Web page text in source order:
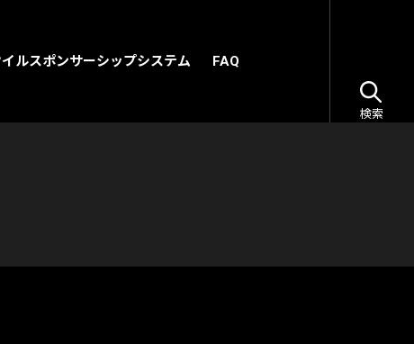
ルスポンサーシップシステム FAQ
検索